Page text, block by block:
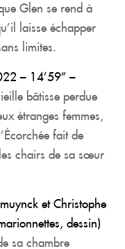
Glen se rend à
laisse échapper
limites.
– 14’59” –
bâtisse perdue
étranges femmes,
fait de
chairs de sa sœur
et Christophe
dessin)
sa chambre